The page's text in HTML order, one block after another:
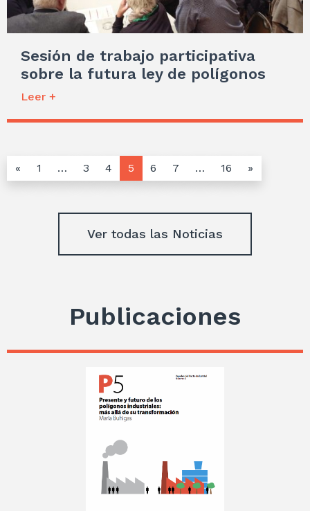
Sesión de trabajo participativa
sobre la futura ley de polígonos
Leer +
« 1 … 3 4 5 6 7 … 16 »
Ver todas las Noticias
Publicaciones